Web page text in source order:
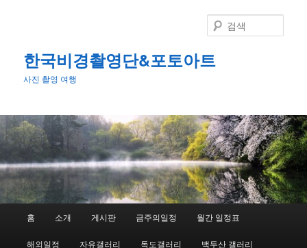
어
넘
기
한국비경촬영단&포토아트
사진 촬영 여행
색
홈 소개 게시판 금주의일정 월간 일정표
해외일정 자유갤러리 독도갤러리 백두산 갤러리